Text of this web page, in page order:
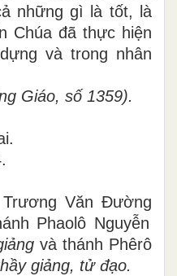
những gì là tốt, là
Chúa đã thực hiện
và trong nhân
Giáo, số 1359).
.
Văn Đường
Phaolô Nguyễn
và thánh Phêrô
giảng, tử đạo.